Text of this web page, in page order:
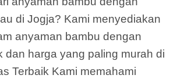
di Jogja? Kami menyediakan
anyaman bambu dengan
dan harga yang paling murah di
Terbaik Kami memahami